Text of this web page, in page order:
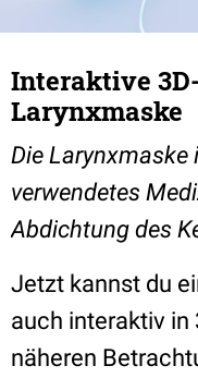
Interaktive
Larynxmaske
Die Larynxmaske
verwendetes
Abdichtung des
Jetzt kannst du
auch interaktiv in
näheren